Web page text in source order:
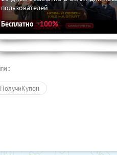
пользователей
Бесплатно -100%
ПолучиКупон